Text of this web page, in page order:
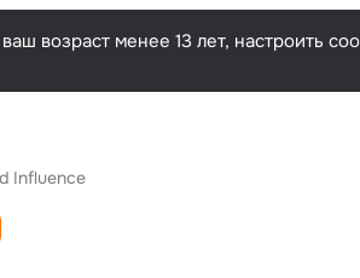
возраст менее 13 лет, настроить
Influence